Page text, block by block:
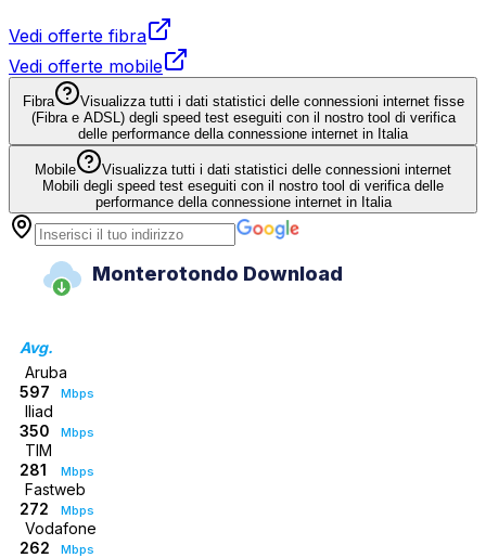
Vedi offerte fibra
Vedi offerte mobile
Fibra
Visualizza tutti i dati statistici delle connessioni internet fisse
(Fibra e ADSL) degli speed test eseguiti con il nostro tool di verifica
delle performance della connessione internet in Italia
Mobile
Visualizza tutti i dati statistici delle connessioni internet
Mobili degli speed test eseguiti con il nostro tool di verifica delle
performance della connessione internet in Italia
Monterotondo Download
Avg.
Aruba
597
Mbps
Iliad
350
Mbps
TIM
281
Mbps
Fastweb
272
Mbps
Vodafone
262
Mbps